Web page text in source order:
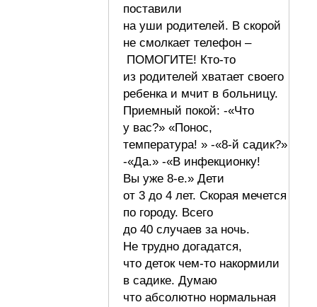
поставили
на уши родителей. В скорой
не смолкает телефон –
ПОМОГИТЕ! Кто-то
из родителей хватает своего
ребенка и мчит в больницу.
Приемный покой: -«Что
у вас?» «Понос,
температура! » -«8-й садик?»
-«Да.» -«В инфекционку!
Вы уже 8-е.» Дети
от 3 до 4 лет. Скорая мечется
по городу. Всего
до 40 случаев за ночь.
Не трудно догадатся,
что деток чем-то накормили
в садике. Думаю
что абсолютно нормальная